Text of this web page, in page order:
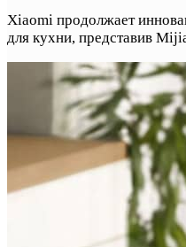
Xiaomi продолжает
для кухни, представив